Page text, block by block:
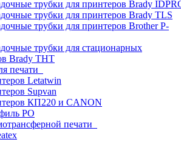
трубки для принтеров Brady
трубки для принтеров Brady TLS
трубки для принтеров Brother P-
трубки для стационарных
Brady THT
печати
Letatwin
Supvan
КП220 и CANON
PO
печати